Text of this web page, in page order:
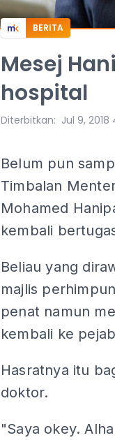
BERITA
Mesej
hospital
Diterbitkan: Jul 9, 2018
Belum pun
Timbalan
Mohamed
kembali
Beliau yang
majlis
penat namun
kembali ke
Hasratnya itu
doktor.
"Saya okey.